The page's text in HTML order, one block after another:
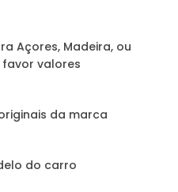
Açores, Madeira, ou
valores
da marca
do carro